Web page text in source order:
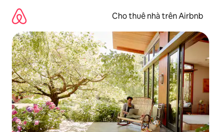
dung
Cho thuê nhà trên Airbnb